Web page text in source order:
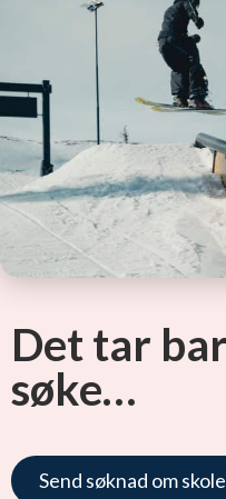
Det tar
søke…
Send søknad om